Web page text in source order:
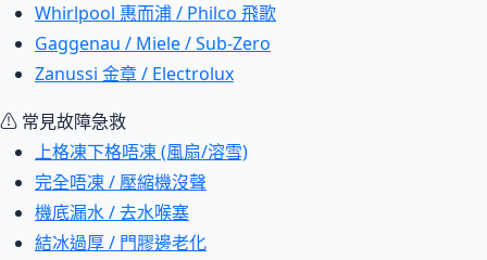
Whirlpool 惠而浦 / Philco 飛歌
Gaggenau / Miele / Sub-Zero
Zanussi 金章 / Electrolux
⚠ 常見故障急救
上格凍下格唔凍 (風扇/溶雪)
完全唔凍 / 壓縮機沒聲
機底漏水 / 去水喉塞
結冰過厚 / 門膠邊老化